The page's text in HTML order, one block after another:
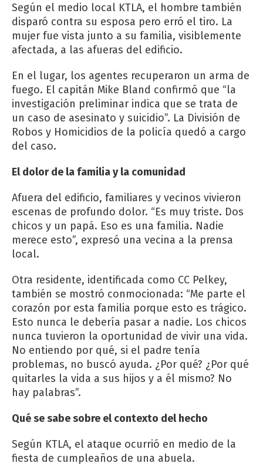
Según el medio local KTLA, el hombre también
disparó contra su esposa pero erró el tiro. La
mujer fue vista junto a su familia, visiblemente
afectada, a las afueras del edificio.
En el lugar, los agentes recuperaron un arma de
fuego. El capitán Mike Bland confirmó que “la
investigación preliminar indica que se trata de
un caso de asesinato y suicidio”. La División de
Robos y Homicidios de la policía quedó a cargo
del caso.
El dolor de la familia y la comunidad
Afuera del edificio, familiares y vecinos vivieron
escenas de profundo dolor. “Es muy triste. Dos
chicos y un papá. Eso es una familia. Nadie
merece esto”, expresó una vecina a la prensa
local.
Otra residente, identificada como CC Pelkey,
también se mostró conmocionada: “Me parte el
corazón por esta familia porque esto es trágico.
Esto nunca le debería pasar a nadie. Los chicos
nunca tuvieron la oportunidad de vivir una vida.
No entiendo por qué, si el padre tenía
problemas, no buscó ayuda. ¿Por qué? ¿Por qué
quitarles la vida a sus hijos y a él mismo? No
hay palabras”.
Qué se sabe sobre el contexto del hecho
Según KTLA, el ataque ocurrió en medio de la
fiesta de cumpleaños de una abuela.